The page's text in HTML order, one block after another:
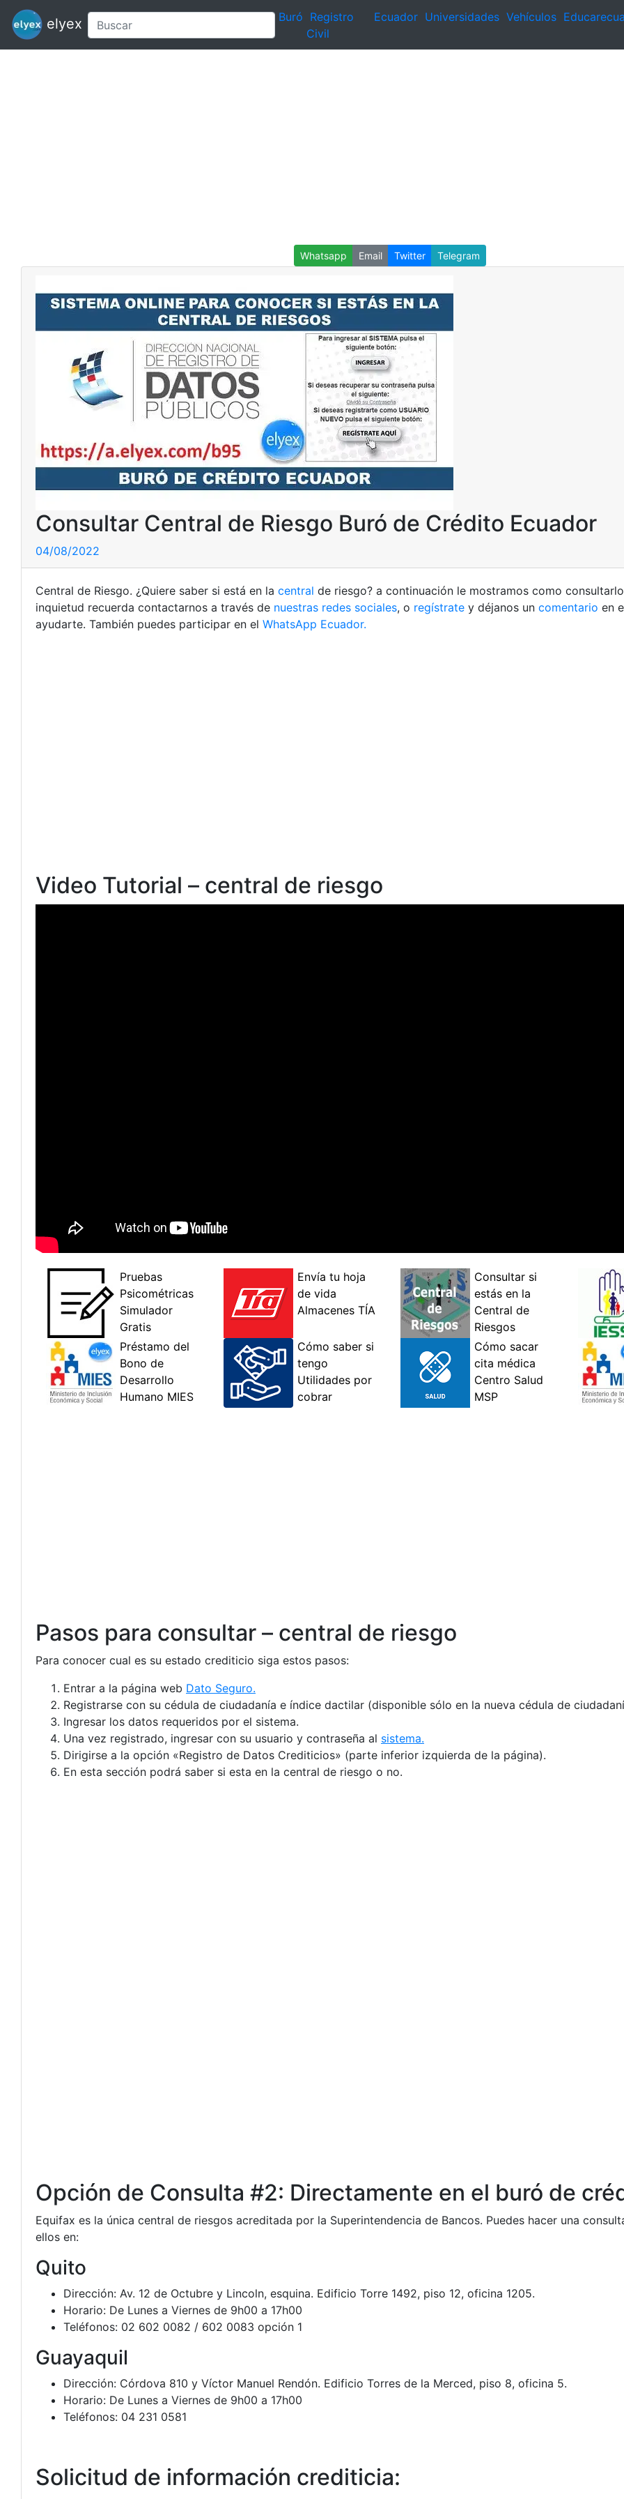
elyex Buró Registro
Civil
Ecuador Universidades Vehículos
Whatsapp Email Twitter Telegram
Consultar Central de Riesgo Buró de Crédito Ecuador
04/08/2022
Central de Riesgo. ¿Quiere saber si está en la central de riesgo? a continuación le mostramos como
inquietud recuerda contactarnos a través de nuestras redes sociales, o regístrate y déjanos un comentario en
ayudarte. También puedes participar en el WhatsApp Ecuador.
Video Tutorial – central de riesgo
Pasos para consultar – central de riesgo
Para conocer cual es su estado crediticio siga estos pasos:
Entrar a la página web Dato Seguro.
Registrarse con su cédula de ciudadanía e índice dactilar (disponible sólo en la nueva cédula de
Ingresar los datos requeridos por el sistema.
Una vez registrado, ingresar con su usuario y contraseña al sistema.
Dirigirse a la opción «Registro de Datos Crediticios» (parte inferior izquierda de la página).
En esta sección podrá saber si esta en la central de riesgo o no.
Opción de Consulta #2: Directamente en el buró de
Equifax es la única central de riesgos acreditada por la Superintendencia de Bancos. Puedes hacer una
ellos en:
Quito
Dirección: Av. 12 de Octubre y Lincoln, esquina. Edificio Torre 1492, piso 12, oficina 1205.
Horario: De Lunes a Viernes de 9h00 a 17h00
Teléfonos: 02 602 0082 / 602 0083 opción 1
Guayaquil
Dirección: Córdova 810 y Víctor Manuel Rendón. Edificio Torres de la Merced, piso 8, oficina 5.
Horario: De Lunes a Viernes de 9h00 a 17h00
Teléfonos: 04 231 0581
Solicitud de información crediticia: